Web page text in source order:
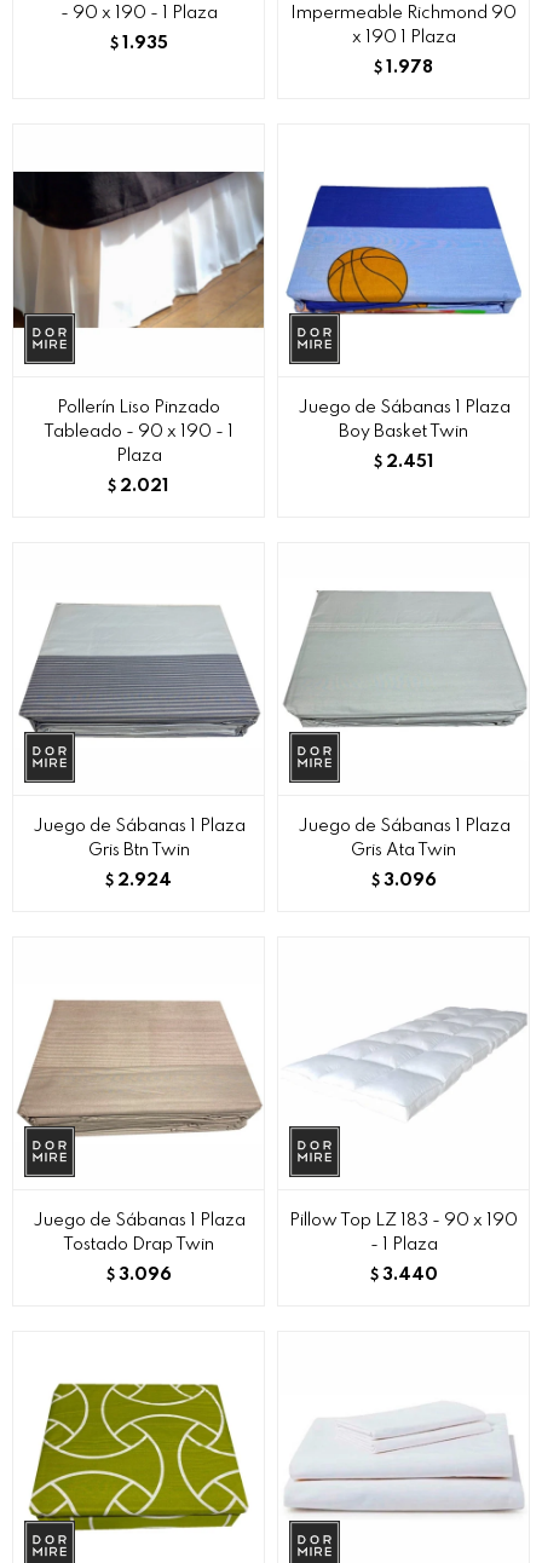
- 90 x 190 - 1 Plaza
$ 1.935
Impermeable Richmond 90
x 190 1 Plaza
$ 1.978
Pollerín Liso Pinzado
Tableado - 90 x 190 - 1
Plaza
$ 2.021
Juego de Sábanas 1 Plaza
Boy Basket Twin
$ 2.451
Juego de Sábanas 1 Plaza
Gris Btn Twin
$ 2.924
Juego de Sábanas 1 Plaza
Gris Ata Twin
$ 3.096
Juego de Sábanas 1 Plaza
Tostado Drap Twin
$ 3.096
Pillow Top LZ 183 - 90 x 190
- 1 Plaza
$ 3.440